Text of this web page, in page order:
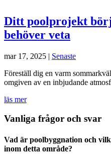
Ditt poolprojekt
behöver veta
mar 17, 2025 | Senaste
Föreställ dig en varm
omgiven av en inbjudande
läs mer
Vanliga frågor och svar
Vad är poolbyggnation och
inom detta område?